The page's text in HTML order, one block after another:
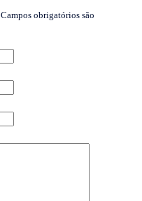
Campos obrigatórios são